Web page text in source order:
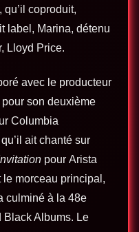
, qu’il coproduit,
label, Marina, détenu
Lloyd Price.
avec le producteur
son deuxième
Columbia
ait chanté sur
pour Arista
le morceau principal,
culminé à la 48e
Black Albums. Le